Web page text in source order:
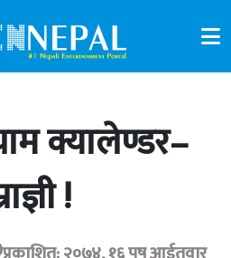
क्यालेण्डर–
!